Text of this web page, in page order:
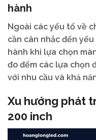
hành
Ngoài các yếu tố về
cần cân nhắc đến
hành khi lựa chọn
đo đếm các lựa chọn
với nhu cầu và khả
Xu hướng phát
200 inch